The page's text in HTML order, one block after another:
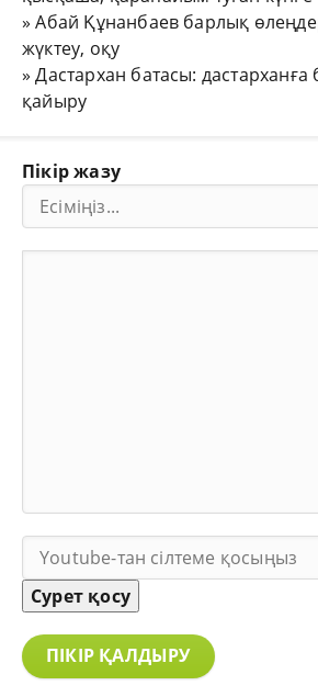
»Абай Құнанбаев барлық
жүктеу, оқу
»Дастархан батасы: дастарханға
қайыру
Пікір жазу
Сурет қосу
ПІКІР ҚАЛДЫРУ